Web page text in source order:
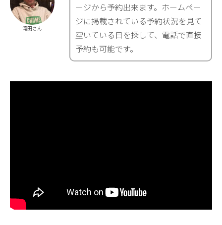
滝田さん
ージから予約出来ます。ホームペー
ジに掲載されている予約状況を見て
空いている日を探して、電話で直接
予約も可能です。